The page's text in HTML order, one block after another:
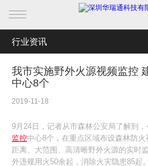
首页
产品中心
行业产品
解决方案
成功案例
行业资讯
全部分类公司新闻
行业资讯
最新活动
我市实施野外火源视频监控
中心8个
2019-11-18
9月24日，记者从市森林公安局了解到
监控中心8个，在重点区域布设森林防
距离、大范围、高清晰野外火源的实时
外违规用火50余起，消除火灾隐患85起。